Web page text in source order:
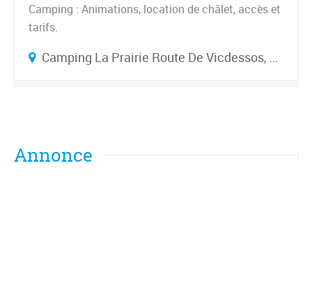
Camping : Animations, location de châlet, accès et
tarifs.
Camping La Prairie Route De Vicdessos, 09400 CAPOULET-JUNAC
Annonce